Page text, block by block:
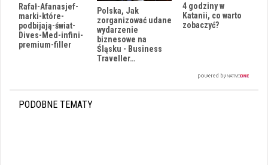
Rafał-Afanasjef-
marki-które-
podbijają-świat-
Dives-Med-infini-
premium-filler
Polska, Jak
zorganizować udane
wydarzenie
biznesowe na
Śląsku - Business
Traveller…
4 godziny w
Katanii, co warto
zobaczyć?
PODOBNE TEMATY